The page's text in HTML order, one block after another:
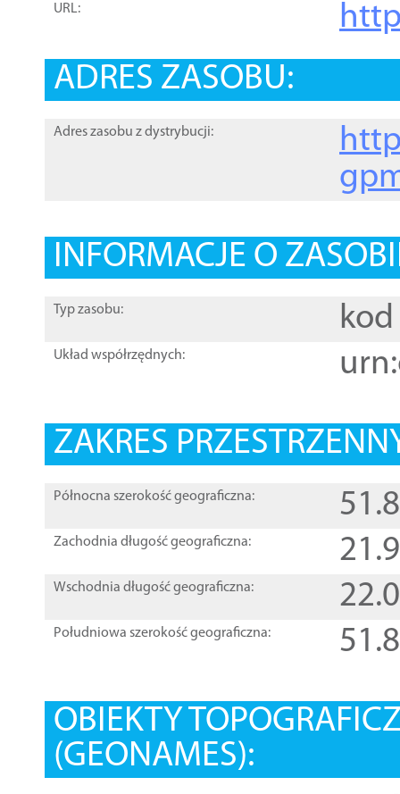
URL:
ADRES ZASOBU:
Adres zasobu z dystrybucji:
INFORMACJE O
Typ zasobu: kod
Układ współrzędnych:
ZAKRES
Północna szerokość geograficzna:
Zachodnia długość geograficzna:
Wschodnia długość geograficzna:
Południowa szerokość geograficzna:
OBIEKTY
(GEONAMES):